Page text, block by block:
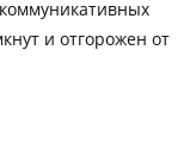
и отгорожен от